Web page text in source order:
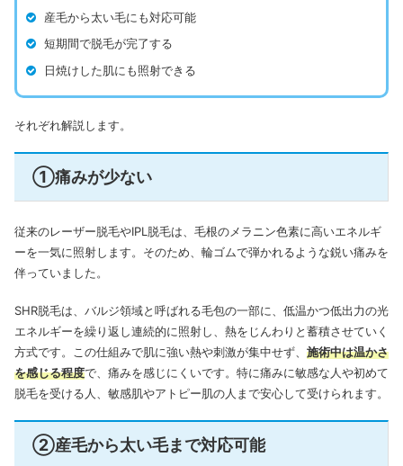
産毛から太い毛にも対応可能
短期間で脱毛が完了する
日焼けした肌にも照射できる
それぞれ解説します。
①痛みが少ない
従来のレーザー脱毛やIPL脱毛は、毛根のメラニン色素に高いエネルギ
ーを一気に照射します。そのため、輪ゴムで弾かれるような鋭い痛みを
伴っていました。
SHR脱毛は、バルジ領域と呼ばれる毛包の一部に、低温かつ低出力の光
エネルギーを繰り返し連続的に照射し、熱をじんわりと蓄積させていく
方式です。この仕組みで肌に強い熱や刺激が集中せず、 施術中は温かさ
を感じる程度で、痛みを感じにくいです。特に痛みに敏感な人や初めて
脱毛を受ける人、敏感肌やアトピー肌の人まで安心して受けられます。
②産毛から太い毛まで対応可能